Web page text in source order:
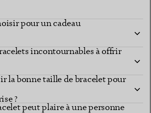
pour un cadeau
incontournables à offrir
la bonne taille de bracelet pour
?
peut plaire à une personne